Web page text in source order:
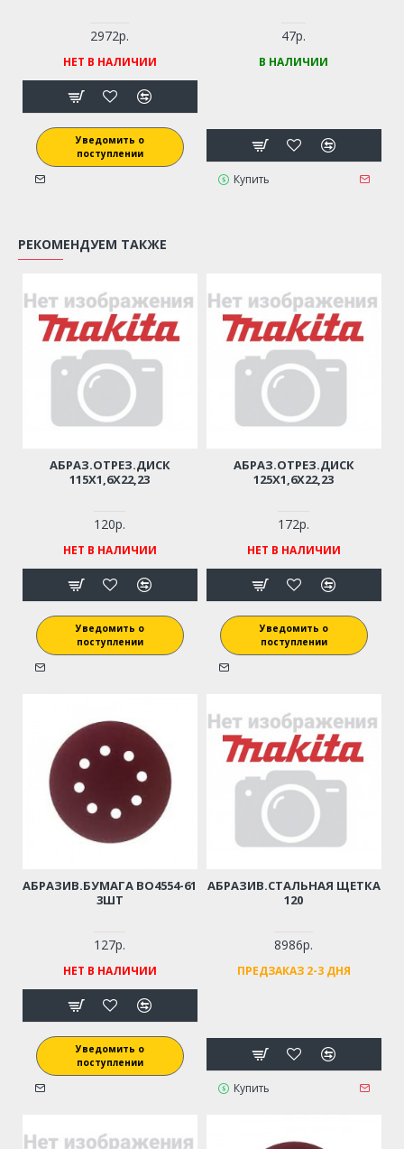
2972р.
НЕТ В НАЛИЧИИ
Уведомить о
поступлении
47р.
В НАЛИЧИИ
Купить
РЕКОМЕНДУЕМ ТАКЖЕ
АБРАЗ.ОТРЕЗ.ДИСК
115Х1,6Х22,23
120р.
НЕТ В НАЛИЧИИ
Уведомить о
поступлении
АБРАЗ.ОТРЕЗ.ДИСК
125Х1,6Х22,23
172р.
НЕТ В НАЛИЧИИ
Уведомить о
поступлении
АБРАЗИВ.БУМАГА BO4554-61
3ШТ
127р.
НЕТ В НАЛИЧИИ
Уведомить о
поступлении
АБРАЗИВ.СТАЛЬНАЯ ЩЕТКА
120
8986р.
ПРЕДЗАКАЗ 2-3 ДНЯ
Купить